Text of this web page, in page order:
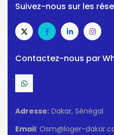
Suivez-nous sur les
Contactez-nous par
Adresse: Dakar, Sénégal
Email: Osm@loger-